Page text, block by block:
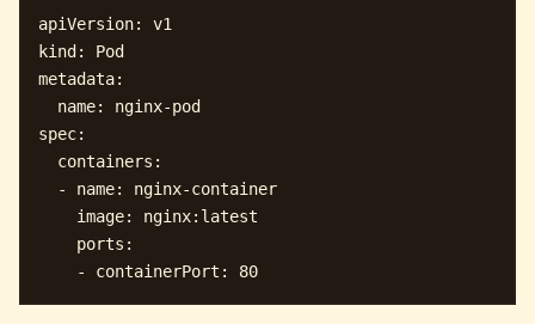
apiVersion: v1
kind: Pod
metadata:
  name: nginx-pod
spec:
  containers:
  - name: nginx-container
    image: nginx:latest
    ports: